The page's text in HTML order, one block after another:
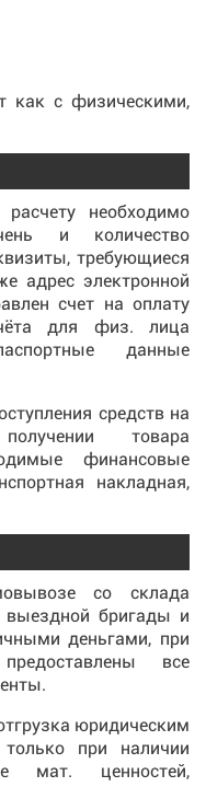
как с физическими,
необходимо
и количество
требующиеся
адрес электронной
счет на оплату
для физ. лица
данные
средств на
товара
финансовые
накладная,
со склада
выездной бригады и
деньгами, при
все
юридическим
при наличии
мат. ценностей,